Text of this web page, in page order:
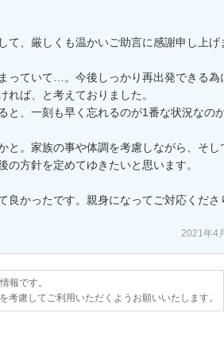
、厳しくも温かいご助言に感謝申し上げ
っていて…。今後しっかり再出発できる為
ば、と考えておりました。
と、一刻も早く忘れるのが1番な状況なの
と。家族の事や体調を考慮しながら、そし
方針を定めてゆきたいと思います。
良かったです。親身になってご対応くださ
2021年4
報です。
考慮してご利用いただくようお願いいたします。